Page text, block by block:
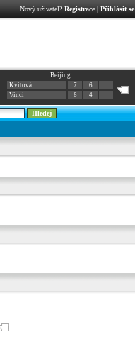
Nový uživatel? Registrace| Přihlásit se
Beijing
Kvitová
7
6
Vinci
6 4